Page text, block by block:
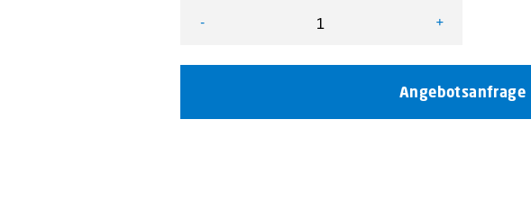
- +
Angebotsanfrage